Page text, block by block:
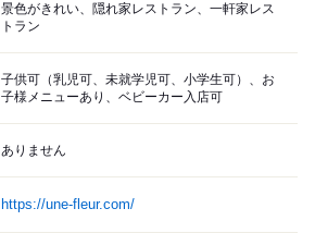
景色がきれい、隠れ家レストラン、一軒家レス
トラン
子供可（乳児可、未就学児可、小学生可）、お
子様メニューあり、ベビーカー入店可
ありません
https://une-fleur.com/